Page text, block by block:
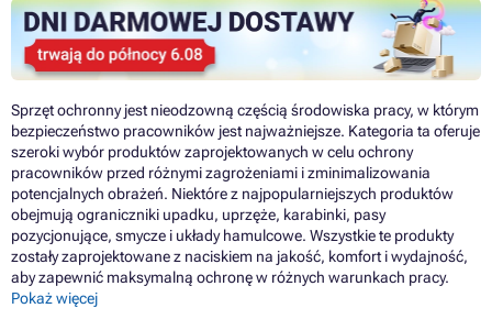
Sprzęt ochronny jest nieodzowną częścią środowiska pracy, w którym
bezpieczeństwo pracowników jest najważniejsze. Kategoria ta oferuje
szeroki wybór produktów zaprojektowanych w celu ochrony
pracowników przed różnymi zagrożeniami i zminimalizowania
potencjalnych obrażeń. Niektóre z najpopularniejszych produktów
obejmują ograniczniki upadku, uprzęże, karabinki, pasy
pozycjonujące, smycze i układy hamulcowe. Wszystkie te produkty
zostały zaprojektowane z naciskiem na jakość, komfort i wydajność,
aby zapewnić maksymalną ochronę w różnych warunkach pracy.
Pokaż więcej